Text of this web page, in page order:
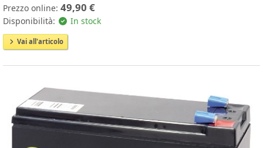
Prezzo online: 49,90 €
Disponibilità: In stock
Vai all'articolo